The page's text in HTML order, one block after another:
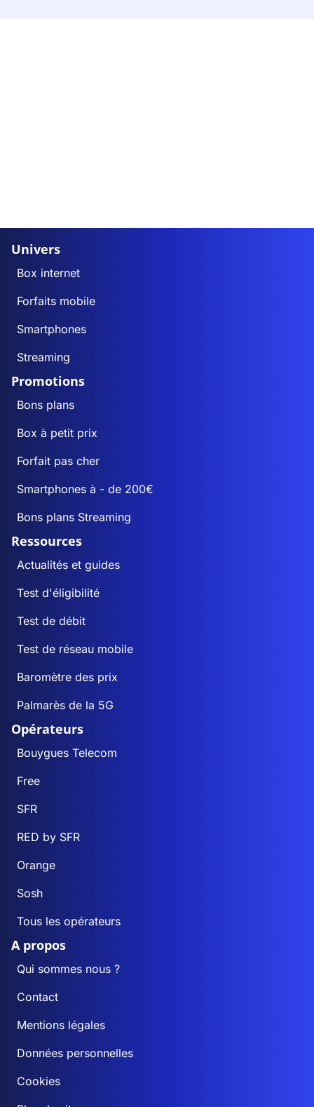
Univers
Box internet
Forfaits mobile
Smartphones
Streaming
Promotions
Bons plans
Box à petit prix
Forfait pas cher
Smartphones à - de 200€
Bons plans Streaming
Ressources
Actualités et guides
Test d'éligibilité
Test de débit
Test de réseau mobile
Baromètre des prix
Palmarès de la 5G
Opérateurs
Bouygues Telecom
Free
SFR
RED by SFR
Orange
Sosh
Tous les opérateurs
A propos
Qui sommes nous ?
Contact
Mentions légales
Données personnelles
Cookies